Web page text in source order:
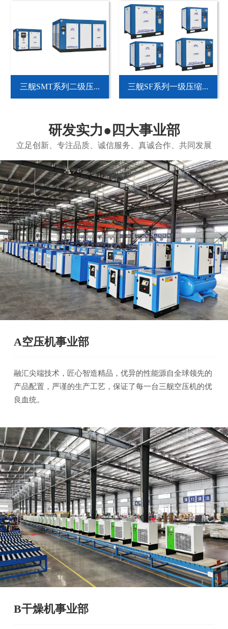
三舰SMT系列二级压... 三舰SF系列一级压缩...
研发实力●四大事业部
立足创新、专注品质、诚信服务、真诚合作、共同发展
A空压机事业部
融汇尖端技术，匠心智造精品，优异的性能源自全球领先的
产品配置，严谨的生产工艺，保证了每一台三舰空压机的优
良血统。
B干燥机事业部